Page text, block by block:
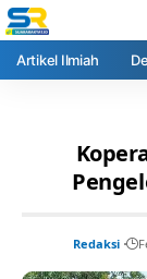
Artikel Ilmiah
Redaksi